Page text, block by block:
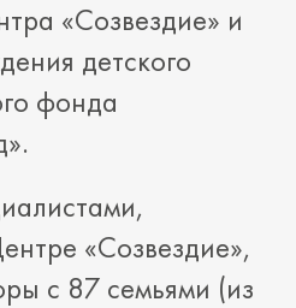
«Созвездие» и
детского
фонда
«Созвездие»,
с 87 семьями (из